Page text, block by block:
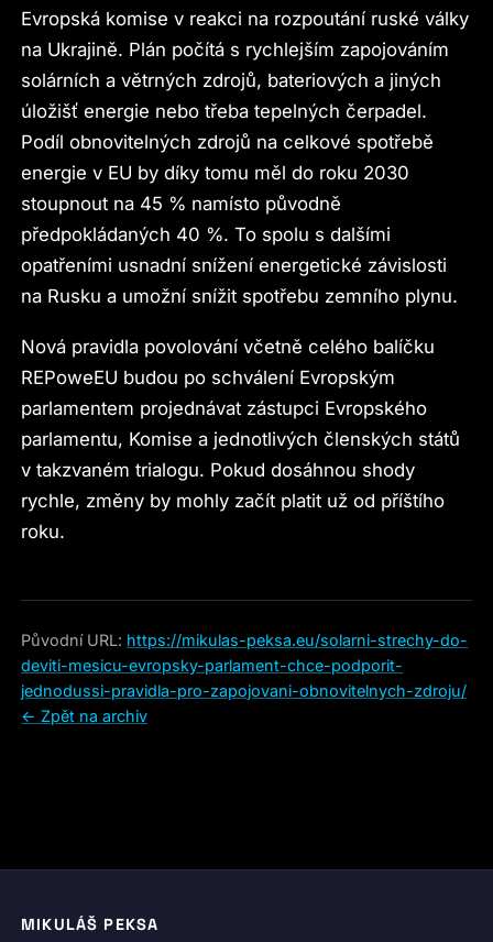
Evropská komise v reakci na rozpoutání ruské války
na Ukrajině. Plán počítá s rychlejším zapojováním
solárních a větrných zdrojů, bateriových a jiných
úložišť energie nebo třeba tepelných čerpadel.
Podíl obnovitelných zdrojů na celkové spotřebě
energie v EU by díky tomu měl do roku 2030
stoupnout na 45 % namísto původně
předpokládaných 40 %. To spolu s dalšími
opatřeními usnadní snížení energetické závislosti
na Rusku a umožní snížit spotřebu zemního plynu.
Nová pravidla povolování včetně celého balíčku
REPoweEU budou po schválení Evropským
parlamentem projednávat zástupci Evropského
parlamentu, Komise a jednotlivých členských států
v takzvaném trialogu. Pokud dosáhnou shody
rychle, změny by mohly začít platit už od příštího
roku.
Původní URL: https://mikulas-peksa.eu/solarni-strechy-do-
deviti-mesicu-evropsky-parlament-chce-podporit-
jednodussi-pravidla-pro-zapojovani-obnovitelnych-zdroju/
← Zpět na archiv
MIKULÁŠ PEKSA